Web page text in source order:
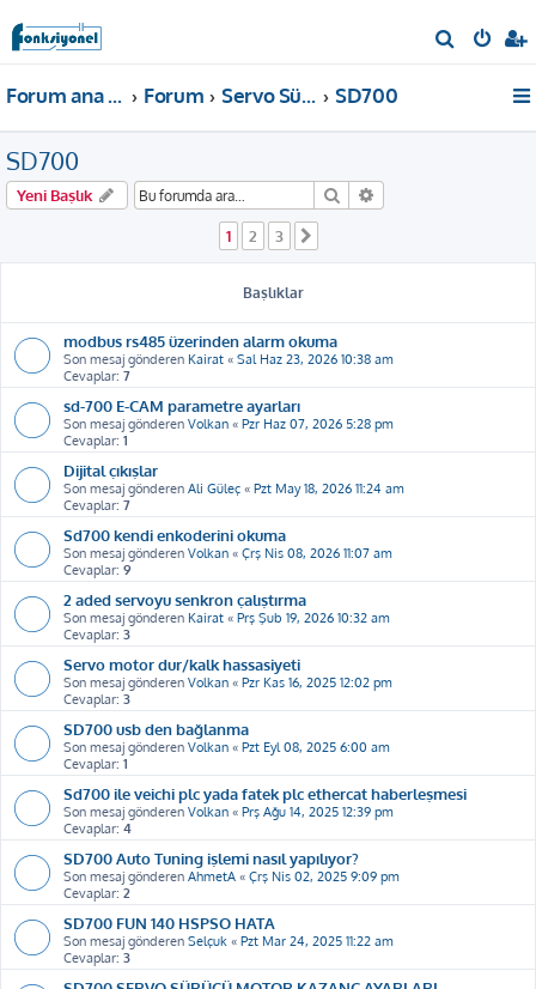
r
Forum ana sayfa Forum Servo Sürücü SD700
SD700
Yeni Başlık Ara
1 2 3
Başlıklar
modbus rs485 üzerinden alarm okuma
Son mesaj gönderen Kairat « Sal Haz 23, 2026 10:38 am
Cevaplar: 7
sd-700 E-CAM parametre ayarları
Son mesaj gönderen Volkan « Pzr Haz 07, 2026 5:28 pm
Cevaplar: 1
Dijital çıkışlar
Son mesaj gönderen Ali Güleç « Pzt May 18, 2026 11:24 am
Cevaplar: 7
Sd700 kendi enkoderini okuma
Son mesaj gönderen Volkan « Çrş Nis 08, 2026 11:07 am
Cevaplar: 9
2 aded servoyu senkron çalıştırma
Son mesaj gönderen Kairat « Prş Şub 19, 2026 10:32 am
Cevaplar: 3
Servo motor dur/kalk hassasiyeti
Son mesaj gönderen Volkan « Pzr Kas 16, 2025 12:02 pm
Cevaplar: 3
SD700 usb den bağlanma
Son mesaj gönderen Volkan « Pzt Eyl 08, 2025 6:00 am
Cevaplar: 1
Sd700 ile veichi plc yada fatek plc ethercat haberleşmesi
Son mesaj gönderen Volkan « Prş Ağu 14, 2025 12:39 pm
Cevaplar: 4
SD700 Auto Tuning işlemi nasıl yapılıyor?
Son mesaj gönderen AhmetA « Çrş Nis 02, 2025 9:09 pm
Cevaplar: 2
SD700 FUN 140 HSPSO HATA
Son mesaj gönderen Selçuk « Pzt Mar 24, 2025 11:22 am
Cevaplar: 3